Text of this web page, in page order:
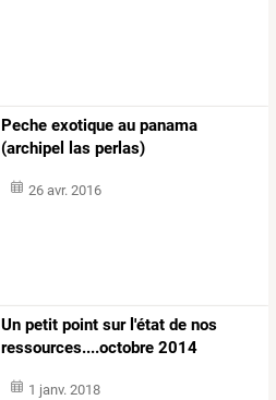
Peche exotique au panama
(archipel las perlas)
26 avr. 2016
Un petit point sur l'état de nos
ressources....octobre 2014
1 janv. 2018